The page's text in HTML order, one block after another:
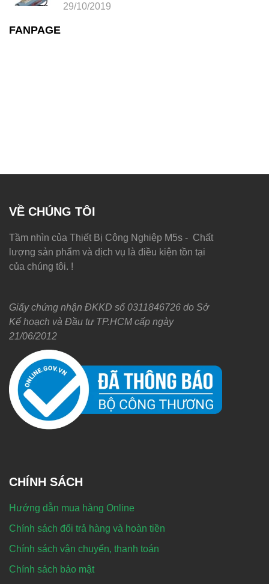
29/10/2019
FANPAGE
VỀ CHÚNG TÔI
Tầm nhìn của Thiết Bị Công Nghiệp M5s - Chất
lượng sản phẩm và dịch vụ là điều kiện tồn tại
của chúng tôi. !
Giấy chứng nhận ĐKKD số 0311846726 do Sở
Kế hoạch và Đầu tư TP.HCM cấp ngày
21/06/2012
CHÍNH SÁCH
Hướng dẫn mua hàng Online
Chính sách đổi trả hàng và hoàn tiền
Chính sách vận chuyển, thanh toán
Chính sách bảo mật